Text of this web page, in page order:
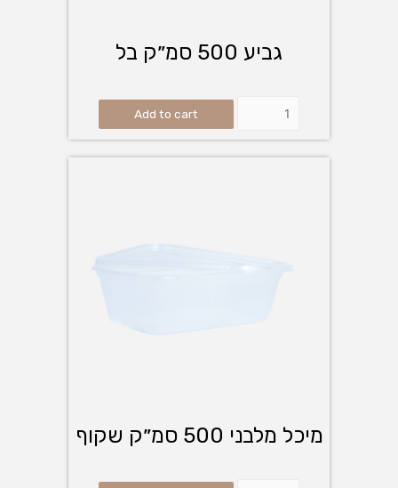
גביע 500 סמ״ק בל
Add to cart
מיכל מלבני 500 סמ״ק שקוף